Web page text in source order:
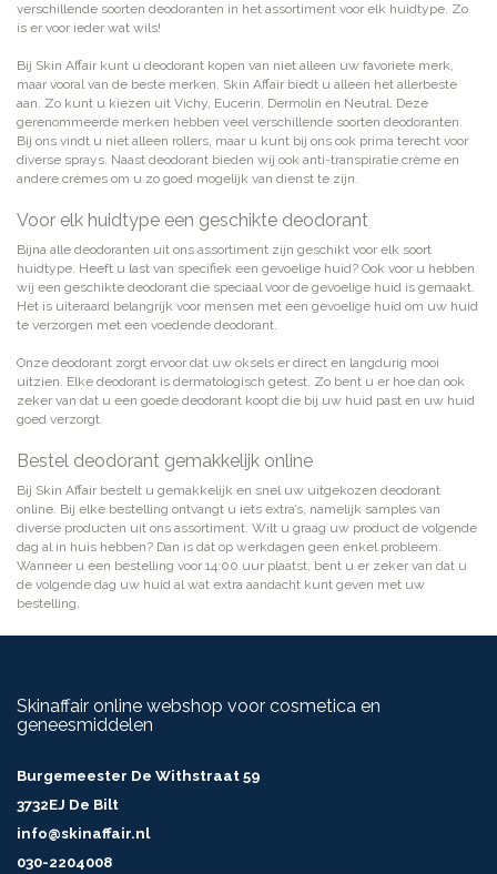
verschillende soorten deodoranten in het assortiment voor elk huidtype. Zo
is er voor ieder wat wils!
Bij Skin Affair kunt u deodorant kopen van niet alleen uw favoriete merk,
maar vooral van de beste merken. Skin Affair biedt u alleen het allerbeste
aan. Zo kunt u kiezen uit Vichy, Eucerin, Dermolin en Neutral. Deze
gerenommeerde merken hebben veel verschillende soorten deodoranten.
Bij ons vindt u niet alleen rollers, maar u kunt bij ons ook prima terecht voor
diverse sprays. Naast deodorant bieden wij ook anti-transpiratie crème en
andere crèmes om u zo goed mogelijk van dienst te zijn.
Voor elk huidtype een geschikte deodorant
Bijna alle deodoranten uit ons assortiment zijn geschikt voor elk soort
huidtype. Heeft u last van specifiek een gevoelige huid? Ook voor u hebben
wij een geschikte deodorant die speciaal voor de gevoelige huid is gemaakt.
Het is uiteraard belangrijk voor mensen met een gevoelige huid om uw huid
te verzorgen met een voedende deodorant.
Onze deodorant zorgt ervoor dat uw oksels er direct en langdurig mooi
uitzien. Elke deodorant is dermatologisch getest. Zo bent u er hoe dan ook
zeker van dat u een goede deodorant koopt die bij uw huid past en uw huid
goed verzorgt.
Bestel deodorant gemakkelijk online
Bij Skin Affair bestelt u gemakkelijk en snel uw uitgekozen deodorant
online. Bij elke bestelling ontvangt u iets extra’s, namelijk samples van
diverse producten uit ons assortiment. Wilt u graag uw product de volgende
dag al in huis hebben? Dan is dat op werkdagen geen enkel probleem.
Wanneer u een bestelling voor 14:00 uur plaatst, bent u er zeker van dat u
de volgende dag uw huid al wat extra aandacht kunt geven met uw
bestelling.
Skinaffair online webshop voor cosmetica en
geneesmiddelen
Burgemeester De Withstraat 59
3732EJ De Bilt
info@skinaffair.nl
030-2204008